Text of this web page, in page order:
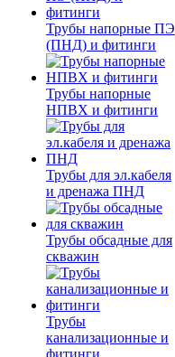
Трубы напорные ПЭ
(ПНД) и фитинги
Трубы напорные
НПВХ и фитинги
Трубы для эл.кабеля
и дренажа ПНД
Трубы обсадные для
скважин
Трубы
канализационные и
фитинги